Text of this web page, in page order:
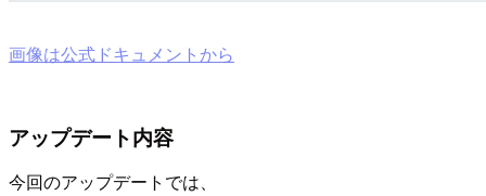
画像は公式ドキュメントから
アップデート内容
今回のアップデートでは、